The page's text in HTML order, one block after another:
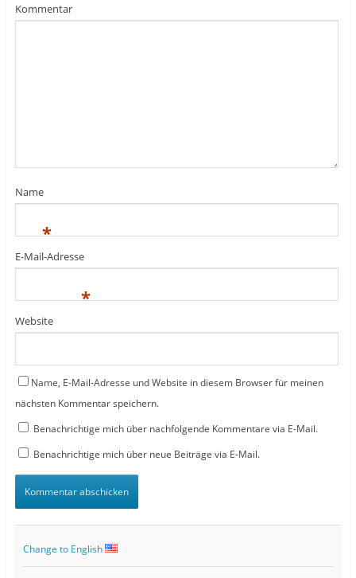
Kommentar
Name
*
E-Mail-Adresse
*
Website
Name, E-Mail-Adresse und Website in diesem Browser für meinen
nächsten Kommentar speichern.
Benachrichtige mich über nachfolgende Kommentare via E-Mail.
Benachrichtige mich über neue Beiträge via E-Mail.
Change to English